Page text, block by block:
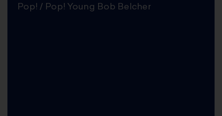
Pop! / Pop! Young Bob Belcher